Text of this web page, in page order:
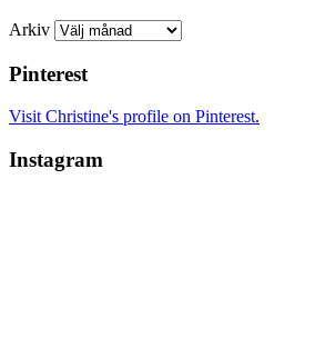
Arkiv
Pinterest
Visit Christine's profile on Pinterest.
Instagram